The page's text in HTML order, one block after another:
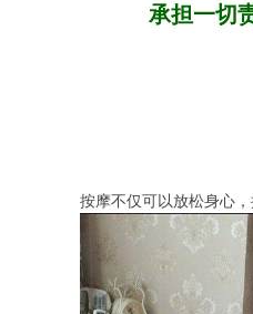
承担一切
按摩不仅可以放松身心